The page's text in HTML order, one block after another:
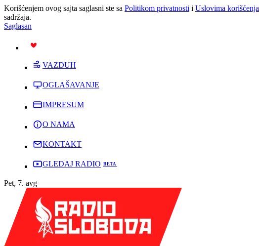
Korišćenjem ovog sajta saglasni ste sa Politikom privatnosti i Uslovima korišćenja
sadržaja.
Saglasan
VAZDUH
OGLAŠAVANJE
IMPRESUM
O NAMA
KONTAKT
GLEDAJ RADIO
Pet, 7. avg